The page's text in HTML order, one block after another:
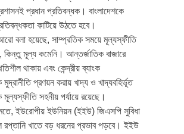
প্রধান প্রতিবন্ধক। বাংলাদেশকে
কাটিয়ে উঠতে হবে।
বলা হয়েছে, সাম্প্রতিক সময়ে মূল্যস্ফীতি
কিন্তু মূল্য কমেনি। আন্তর্জাতিক বাজারে
থাকায় এবং কেন্দ্রীয় ব্যাংক
প্রণয়ন করায় খাদ্য ও খাদ্যবহির্ভূত
মূল্যস্ফীতি সহনীয় পর্যায়ে রয়েছে।
ইউরোপীয় ইউনিয়ন (ইইউ) জিএসপি সুবিধা
রপ্তানি খাতে বড় ধরনের প্রভাব পড়বে। ইইউ